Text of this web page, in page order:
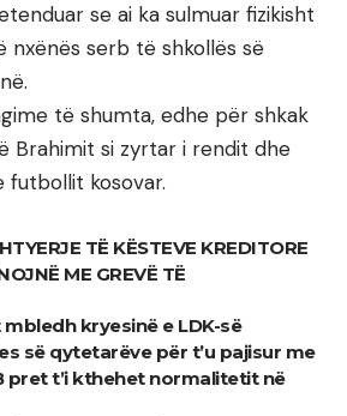
se ai ka sulmuar fizikisht
nxënës serb të shkollës së
të shumta, edhe për shkak
Brahimit si zyrtar i rendit dhe
futbollit kosovar.
TË KËSTEVE KREDITORE
ME GREVË TË
kryesinë e LDK-së
së qytetarëve për t’u pajisur me
pret t’i kthehet normalitetit në